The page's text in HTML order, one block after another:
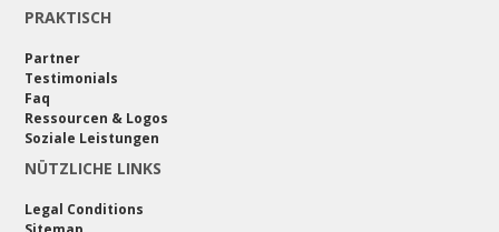
PRAKTISCH
Partner
Testimonials
Faq
Ressourcen & Logos
Soziale Leistungen
NÜTZLICHE LINKS
Legal Conditions